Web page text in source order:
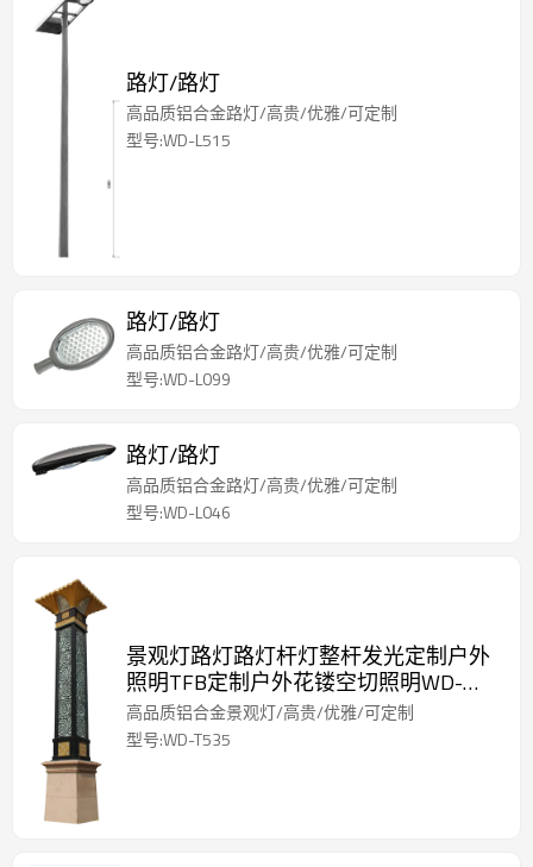
路灯/路灯
高品质铝合金路灯/高贵/优雅/可定制
型号:WD-L515
路灯/路灯
高品质铝合金路灯/高贵/优雅/可定制
型号:WD-L099
路灯/路灯
高品质铝合金路灯/高贵/优雅/可定制
型号:WD-L046
景观灯路灯路灯杆灯整杆发光定制户外
照明TFB定制户外花镂空切照明WD-
T535
高品质铝合金景观灯/高贵/优雅/可定制
型号:WD-T535